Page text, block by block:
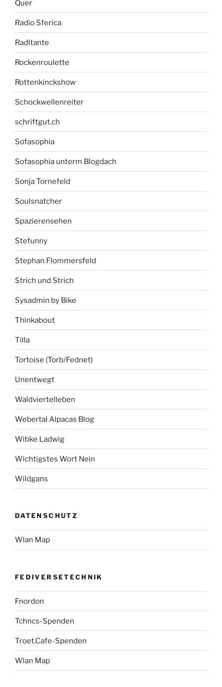
Quer
Radio Sferica
Radltante
Rockenroulette
Rottenkinckshow
Schockwellenreiter
schriftgut.ch
Sofasophia
Sofasophia unterm Blogdach
Sonja Tornefeld
Soulsnatcher
Spazierensehen
Stefunny
Stephan Flommersfeld
Strich und Strich
Sysadmin by Bike
Thinkabout
Tilla
Tortoise (Torb/Fednet)
Unentwegt
Waldviertelleben
Webertal Alpacas Blog
Wibke Ladwig
Wichtigstes Wort Nein
Wildgans
DATENSCHUTZ
Wlan Map
FEDIVERSETECHNIK
Fnordon
Tchncs-Spenden
Troet.Cafe-Spenden
Wlan Map